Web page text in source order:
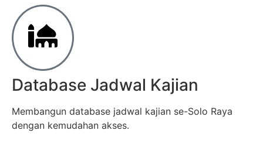
Database Jadwal Kajian
Membangun database jadwal kajian se-Solo Raya
dengan kemudahan akses.